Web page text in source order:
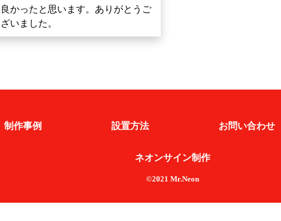
良かったと思います。ありがとうご
ざいました。
制作事例 設置方法 お問い合わせ
ネオンサイン制作
©2021 Mr.Neon